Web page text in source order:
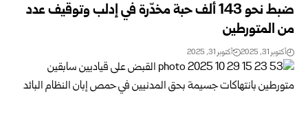
ضبط نحو 143 ألف حبة مخدّرة في إدلب وتوقيف عدد
من المتورطين
أكتوبر 31, 2025 أكتوبر 31, 2025